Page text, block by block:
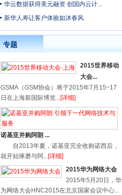
华云数据获得美元融资 创国内云计...
新华人寿让客户体验如沐春风
专题
2015世界移动
大会...
GSMA（GSM协会）将于2015年7月15~17
日在上海新国际博览...[详细]
诺基亚并购阿朗 ...
自2013年夏，诺基亚完全收购诺西后，
就开始琢磨与阿...[详细]
2015华为网络大会
2015年5月20日，华
为网络大会HNC2015在北京国家会议中心...